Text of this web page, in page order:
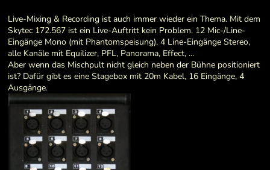
Live-Mixing & Recording ist auch immer wieder ein Thema. Mit dem
Skytec 172.567 ist ein Live-Auftritt kein Problem. 12 Mic-/Line-
Eingänge Mono (mit Phantomspeisung), 4 Line-Eingänge Stereo,
alle Kanäle mit Equilizer, PFL, Panorama, Effect, ...
Aber wenn das Mischpult nicht gleich neben der Bühne positioniert
ist? Dafür gibt es eine Stagebox mit 20m Kabel, 16 Eingänge, 4
Ausgänge.